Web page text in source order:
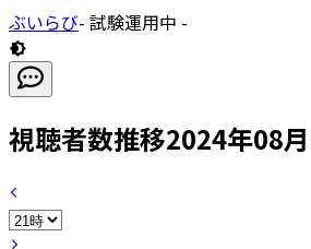
ぶいらび- 試験運用中 -
視聴者数推移2024年08